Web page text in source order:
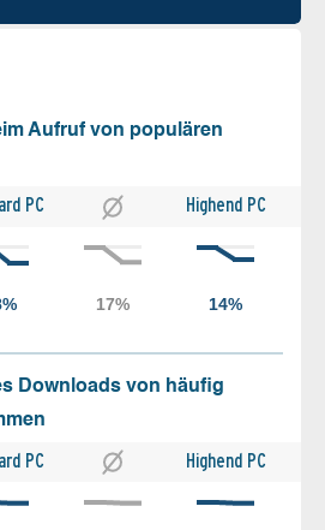
Aufruf von populären
PC Highend PC
Downloads von häufig
PC Highend PC